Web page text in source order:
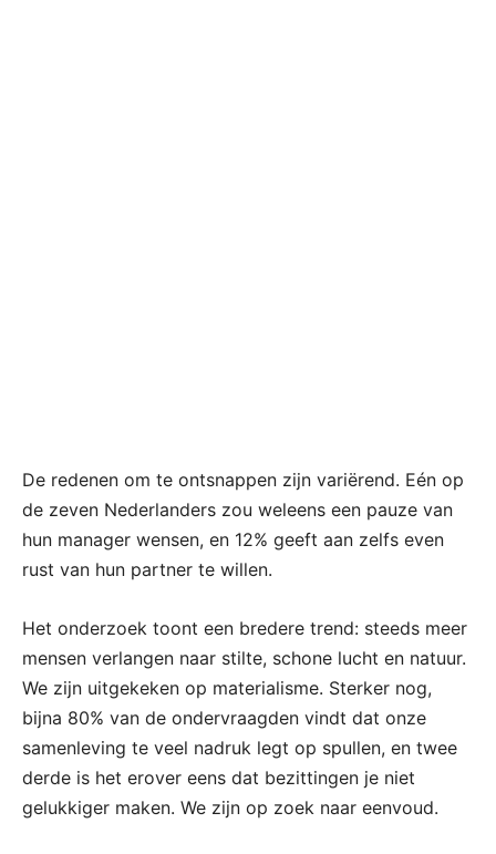
De redenen om te ontsnappen zijn variërend. Eén op
de zeven Nederlanders zou weleens een pauze van
hun manager wensen, en 12% geeft aan zelfs even
rust van hun partner te willen.
Het onderzoek toont een bredere trend: steeds meer
mensen verlangen naar stilte, schone lucht en natuur.
We zijn uitgekeken op materialisme. Sterker nog,
bijna 80% van de ondervraagden vindt dat onze
samenleving te veel nadruk legt op spullen, en twee
derde is het erover eens dat bezittingen je niet
gelukkiger maken. We zijn op zoek naar eenvoud.